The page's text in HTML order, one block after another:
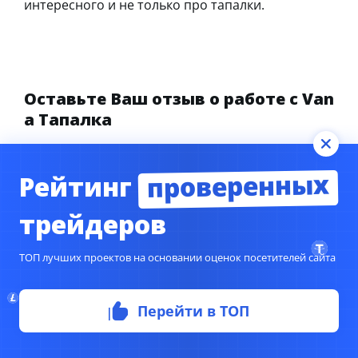
интересного и не только про тапалки.
Оставьте Ваш отзыв о работе с Van
a Тапалка
Ваша общая оценка
Заголовок вашего отзыва
Ваш отзыв
Рейтинг проверенных
трейдеров
ТОП лучших проектов на основании оценок посетителей сайта
Перейти в ТОП